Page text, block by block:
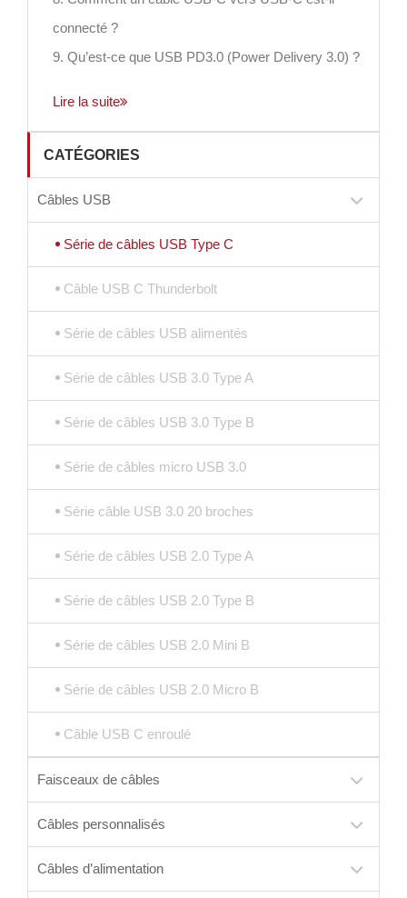
connecté ?
9. Qu’est-ce que USB PD3.0 (Power Delivery 3.0) ?
Lire la suite
CATÉGORIES
Câbles USB
Série de câbles USB Type C
Câble USB C Thunderbolt
Série de câbles USB alimentés
Série de câbles USB 3.0 Type A
Série de câbles USB 3.0 Type B
Série de câbles micro USB 3.0
Série câble USB 3.0 20 broches
Série de câbles USB 2.0 Type A
Série de câbles USB 2.0 Type B
Série de câbles USB 2.0 Mini B
Série de câbles USB 2.0 Micro B
Câble USB C enroulé
Faisceaux de câbles
Câbles personnalisés
Câbles d’alimentation